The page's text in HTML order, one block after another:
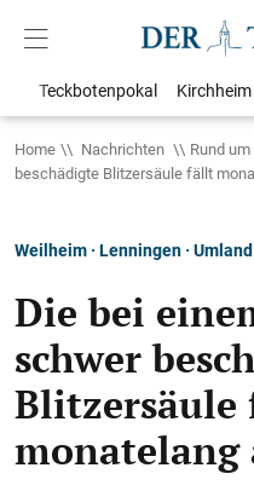
Teckbotenpokal Kirchheim
Home Nachrichten Rund
beschädigte Blitzersäule fällt
Weilheim · Lenningen · Umland
Die bei
schwer
monatelang